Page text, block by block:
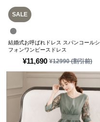
SALE
¥11,690 ¥12990(割引前)
結婚式お呼ばれドレス スパンコールシ
フォンワンピースドレス